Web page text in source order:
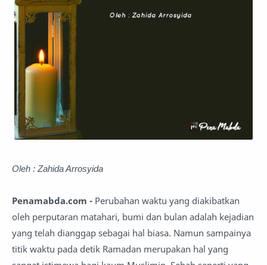
Oleh : Zahida Arrosyida
Penamabda.com - Perubahan waktu yang diakibatkan
oleh perputaran matahari, bumi dan bulan adalah kejadian
yang telah dianggap sebagai hal biasa. Namun sampainya
titik waktu pada detik Ramadan merupakan hal yang